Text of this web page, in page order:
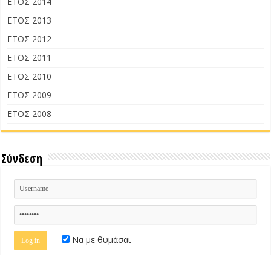
ΕΤΟΣ 2013
ΕΤΟΣ 2012
ΕΤΟΣ 2011
ΕΤΟΣ 2010
ΕΤΟΣ 2009
ΕΤΟΣ 2008
Σύνδεση
Να με θυμάσαι